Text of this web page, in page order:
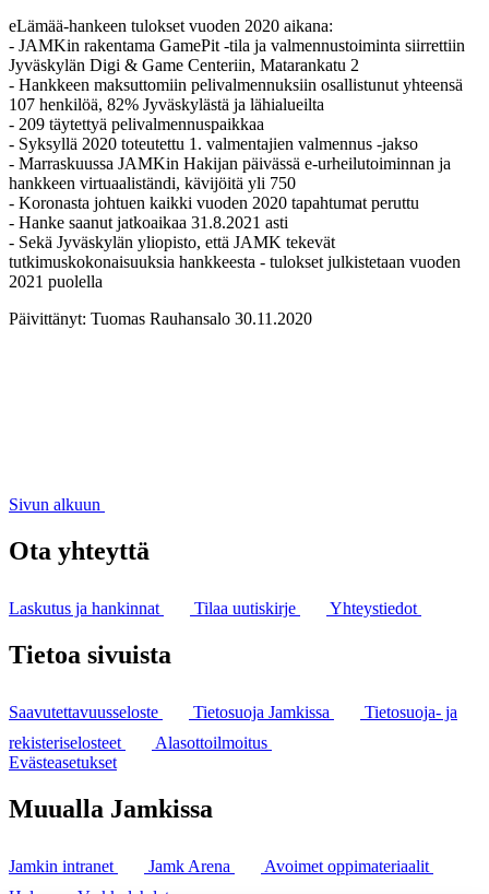
eLämää-hankeen tulokset vuoden 2020 aikana:
- JAMKin rakentama GamePit -tila ja valmennustoiminta siirrettiin
Jyväskylän Digi & Game Centeriin, Matarankatu 2
- Hankkeen maksuttomiin pelivalmennuksiin osallistunut yhteensä
107 henkilöä, 82% Jyväskylästä ja lähialueilta
- 209 täytettyä pelivalmennuspaikkaa
- Syksyllä 2020 toteutettu 1. valmentajien valmennus -jakso
- Marraskuussa JAMKin Hakijan päivässä e-urheilutoiminnan ja
hankkeen virtuaaliständi, kävijöitä yli 750
- Koronasta johtuen kaikki vuoden 2020 tapahtumat peruttu
- Hanke saanut jatkoaikaa 31.8.2021 asti
- Sekä Jyväskylän yliopisto, että JAMK tekevät
tutkimuskokonaisuuksia hankkeesta - tulokset julkistetaan vuoden
2021 puolella
Päivittänyt: Tuomas Rauhansalo 30.11.2020
Sivun alkuun
Ota yhteyttä
Laskutus ja hankinnat Tilaa uutiskirje Yhteystiedot
Tietoa sivuista
Saavutettavuusseloste Tietosuoja Jamkissa
Tietosuoja- ja
rekisteriselosteet
Alasottoilmoitus
Evästeasetukset
Muualla Jamkissa
Jamkin intranet Jamk Arena
Avoimet oppimateriaalit